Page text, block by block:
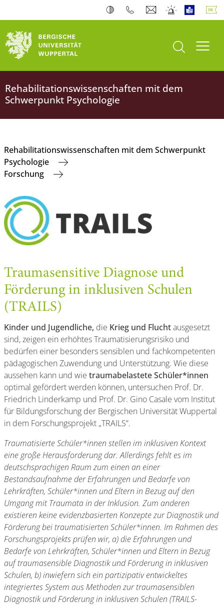
Suche öffnen
Rehabilitationswissenschaften mit dem
Schwerpunkt Psychologie
Rehabilitationswissenschaften mit dem Schwerpunkt
Psychologie
Forschung
Traumasensitive Diagnose und
Förderung in inklusiven Schulen
(TRAILS)
Kinder und Jugendliche, die Krieg und Fluchtausgesetzt
sind, zeigen ein erhöhtes Traumatisierungsrisiko und
bedürfen einer besonders sensiblen und fachkompetenten
pädagogischen Zuwendung und Unterstützung. Wie diese
aussehen kann und wie traumabelastete Schüler*innen
optimal gefördert werden können, untersuchen Prof. Dr.
Friedrich Linderkamp und Prof. Dr. Gino Casale vom Institut
für Bildungsforschung der Bergischen Universität Wuppertal
in dem Forschungsprojekt „TRAILS“.
Traumatisierte Schüler*innen stellen im inklusiven Kontext
eine große Herausforderung dar. Allerdings fehlt es im
deutschsprachigen Raum zum einen an einer
Bestandsaufnahme der Erfahrungen und Bedarfe von
Lehrkräften, Schüler*innen und Eltern in Bezug auf den
Umgang mit Traumata in der Inklusion. Zum anderen
existieren keine evidenzbasierten Konzepte zur Diagnostik und
Förderung bei traumatisierten Schüler*innen. Im Rahmen des
Forschungsprojekts prüfen wir, a) die Erfahrungen und
Bedarfe von Lehrkräften, Schüler*innen und Eltern in Bezug
auf traumasensible Diagnostik und Förderung in inklusiven
Schulen, b) inwiefern sich ein partizipativ entwickeltes
integriertes System aus Methoden zur traumasensiblen
Diagnostik und Förderung in inklusiven Schulen (TRAILS-